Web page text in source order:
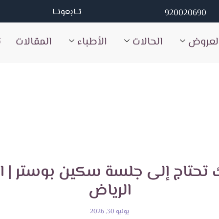
920020690 تــابعونــا
الحالات الأطباء المقالات
تحتاج إلى جلسة سكين بوستر
الرياض
يوليو 30, 2026